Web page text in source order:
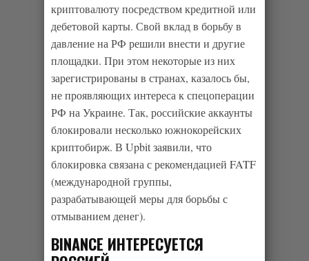
криптовалюту посредством кредитной или
дебетовой карты. Свой вклад в борьбу в
давление на РФ решили внести и другие
площадки. При этом некоторые из них
зарегистрированы в странах, казалось бы,
не проявляющих интереса к спецоперации
РФ на Украине. Так, российские аккаунты
блокировали несколько южнокорейских
криптобирж. В Upbit заявили, что
блокировка связана с рекомендацией FATF
(международной группы,
разрабатывающей меры для борьбы с
отмыванием денег).
BINANCE ИНТЕРЕСУЕТСЯ